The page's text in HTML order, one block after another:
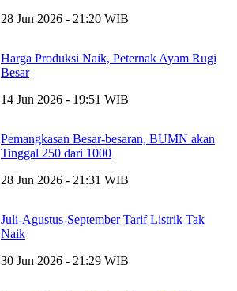
28 Jun 2026 - 21:20 WIB
Harga Produksi Naik, Peternak Ayam Rugi
Besar
14 Jun 2026 - 19:51 WIB
Pemangkasan Besar-besaran, BUMN akan
Tinggal 250 dari 1000
28 Jun 2026 - 21:31 WIB
Juli-Agustus-September Tarif Listrik Tak
Naik
30 Jun 2026 - 21:29 WIB